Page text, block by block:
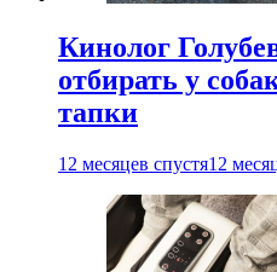
Кинолог
отбирать у
тапки
12 месяцев спустя12